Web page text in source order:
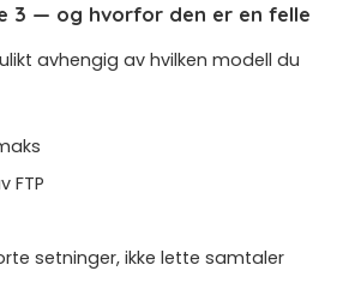
3 — og hvorfor den er en felle
avhengig av hvilken modell du
FTP
setninger, ikke lette samtaler